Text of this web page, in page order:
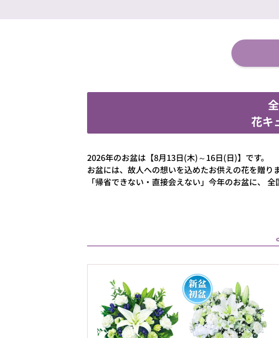
花キ
2026年のお盆は【8月13日(木)～16日(日)】です。
お盆には、故人への想いを込めたお供えの花を贈り
「帰省できない・直接会えない」今年のお盆に、 全